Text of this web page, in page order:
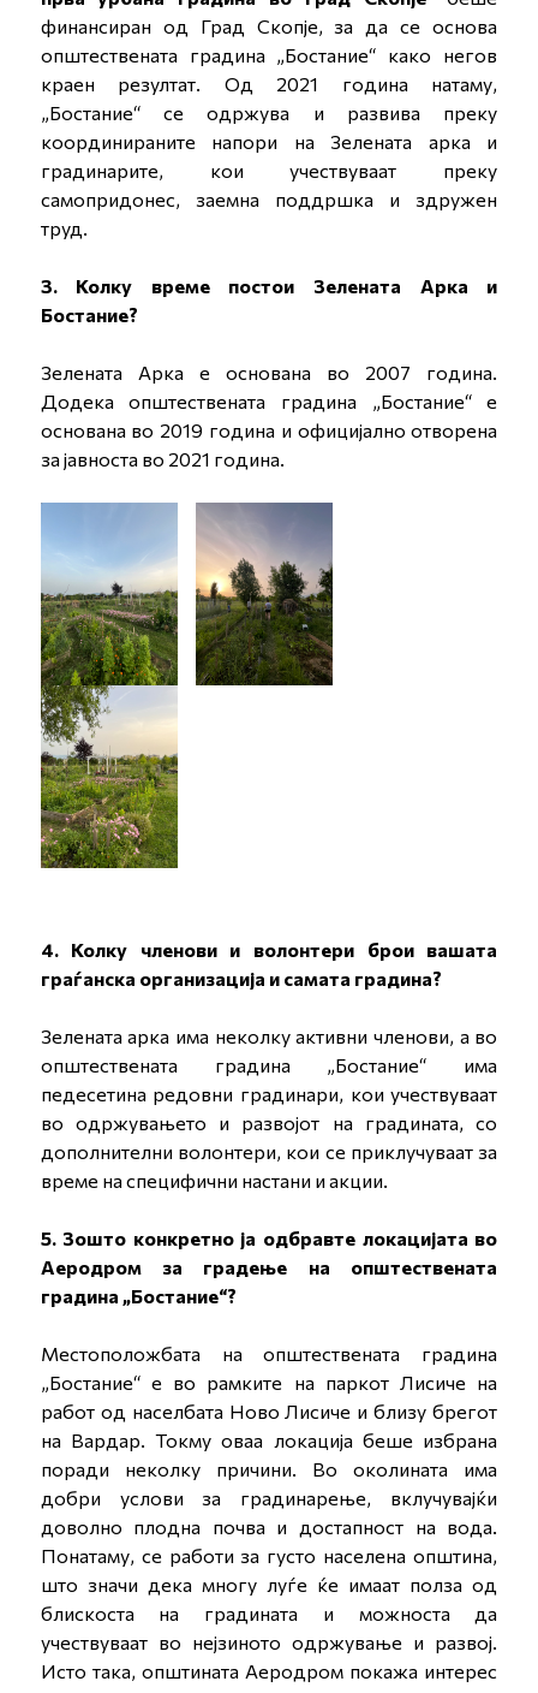
финансиран од Град Скопје, за да се основа
општествената градина „Бостание“ како негов
краен резултат. Од 2021 година натаму,
„Бостание“ се одржува и развива преку
координираните напори на Зелената арка и
градинарите, кои учествуваат преку
самопридонес, заемна поддршка и здружен
труд.
3. Колку време постои Зелената Арка и
Бостание?
Зелената Арка е основана во 2007 година.
Додека општествената градина „Бостание“ е
основана во 2019 година и официјално отворена
за јавноста во 2021 година.
4. Колку членови и волонтери брои вашата
граѓанска организација и самата градина?
Зелената арка има неколку активни членови, а во
општествената градина „Бостание“ има
педесетина редовни градинари, кои учествуваат
во одржувањето и развојот на градината, со
дополнителни волонтери, кои се приклучуваат за
време на специфични настани и акции.
5. Зошто конкретно ја одбравте локацијата во
Аеродром за градење на општествената
градина „Бостание“?
Местоположбата на општествената градина
„Бостание“ е во рамките на паркот Лисиче на
работ од населбата Ново Лисиче и близу брегот
на Вардар. Токму оваа локација беше избрана
поради неколку причини. Во околината има
добри услови за градинарење, вклучувајќи
доволно плодна почва и достапност на вода.
Понатаму, се работи за густо населена општина,
што значи дека многу луѓе ќе имаат полза од
блискоста на градината и можноста да
учествуваат во нејзиното одржување и развој.
Исто така, општината Аеродром покажа интерес